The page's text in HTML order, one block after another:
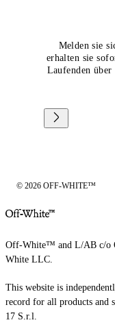
Melden sie
erhalten sie
Laufenden
© 2026 OFF-WHITE™
Off-White™ and L/AB c/o
White LLC.
This website is
record for all products and
17 S.r.l.